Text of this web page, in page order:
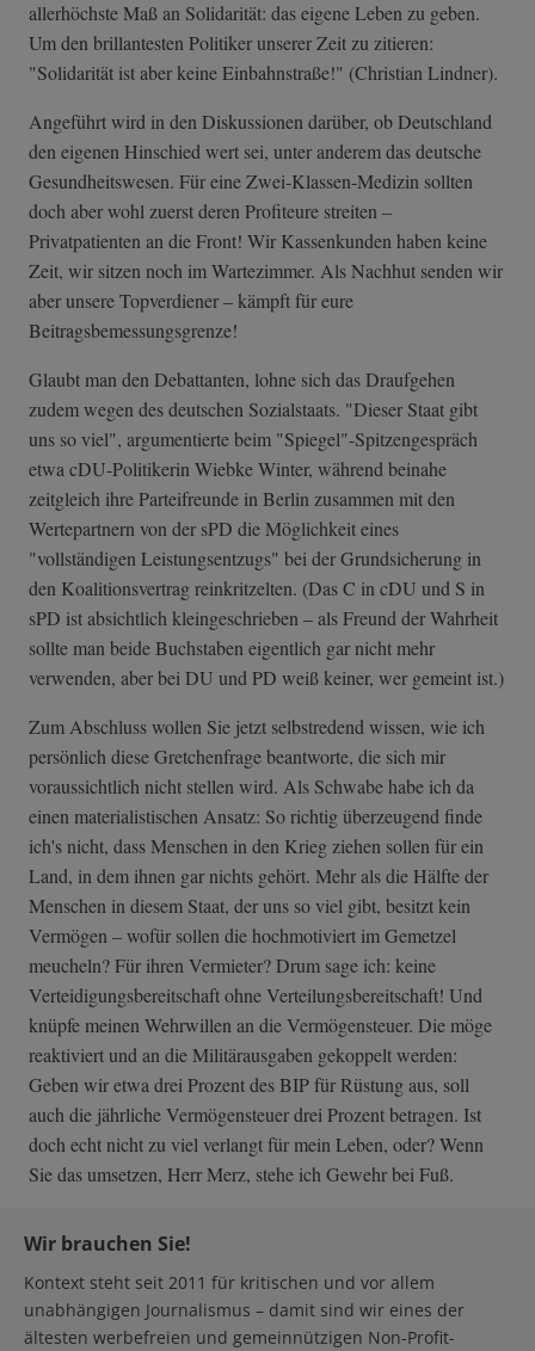
allerhöchste Maß an Solidarität: das eigene Leben zu geben.
Um den brillantesten Politiker unserer Zeit zu zitieren:
"Solidarität ist aber keine Einbahnstraße!" (Christian Lindner).
Angeführt wird in den Diskussionen darüber, ob Deutschland
den eigenen Hinschied wert sei, unter anderem das deutsche
Gesundheitswesen. Für eine Zwei-Klassen-Medizin sollten
doch aber wohl zuerst deren Profiteure streiten –
Privatpatienten an die Front! Wir Kassenkunden haben keine
Zeit, wir sitzen noch im Wartezimmer. Als Nachhut senden wir
aber unsere Topverdiener – kämpft für eure
Beitragsbemessungsgrenze!
Glaubt man den Debattanten, lohne sich das Draufgehen
zudem wegen des deutschen Sozialstaats. "Dieser Staat gibt
uns so viel", argumentierte beim "Spiegel"-Spitzengespräch
etwa cDU-Politikerin Wiebke Winter, während beinahe
zeitgleich ihre Parteifreunde in Berlin zusammen mit den
Wertepartnern von der sPD die Möglichkeit eines
"vollständigen Leistungsentzugs" bei der Grundsicherung in
den Koalitionsvertrag reinkritzelten. (Das C in cDU und S in
sPD ist absichtlich kleingeschrieben – als Freund der Wahrheit
sollte man beide Buchstaben eigentlich gar nicht mehr
verwenden, aber bei DU und PD weiß keiner, wer gemeint ist.)
Zum Abschluss wollen Sie jetzt selbstredend wissen, wie ich
persönlich diese Gretchenfrage beantworte, die sich mir
voraussichtlich nicht stellen wird. Als Schwabe habe ich da
einen materialistischen Ansatz: So richtig überzeugend finde
ich's nicht, dass Menschen in den Krieg ziehen sollen für ein
Land, in dem ihnen gar nichts gehört. Mehr als die Hälfte der
Menschen in diesem Staat, der uns so viel gibt, besitzt kein
Vermögen – wofür sollen die hochmotiviert im Gemetzel
meucheln? Für ihren Vermieter? Drum sage ich: keine
Verteidigungsbereitschaft ohne Verteilungsbereitschaft! Und
knüpfe meinen Wehrwillen an die Vermögensteuer. Die möge
reaktiviert und an die Militärausgaben gekoppelt werden:
Geben wir etwa drei Prozent des BIP für Rüstung aus, soll
auch die jährliche Vermögensteuer drei Prozent betragen. Ist
doch echt nicht zu viel verlangt für mein Leben, oder? Wenn
Sie das umsetzen, Herr Merz, stehe ich Gewehr bei Fuß.
Wir brauchen Sie!
Kontext steht seit 2011 für kritischen und vor allem
unabhängigen Journalismus – damit sind wir eines der
ältesten werbefreien und gemeinnützigen Non-Profit-